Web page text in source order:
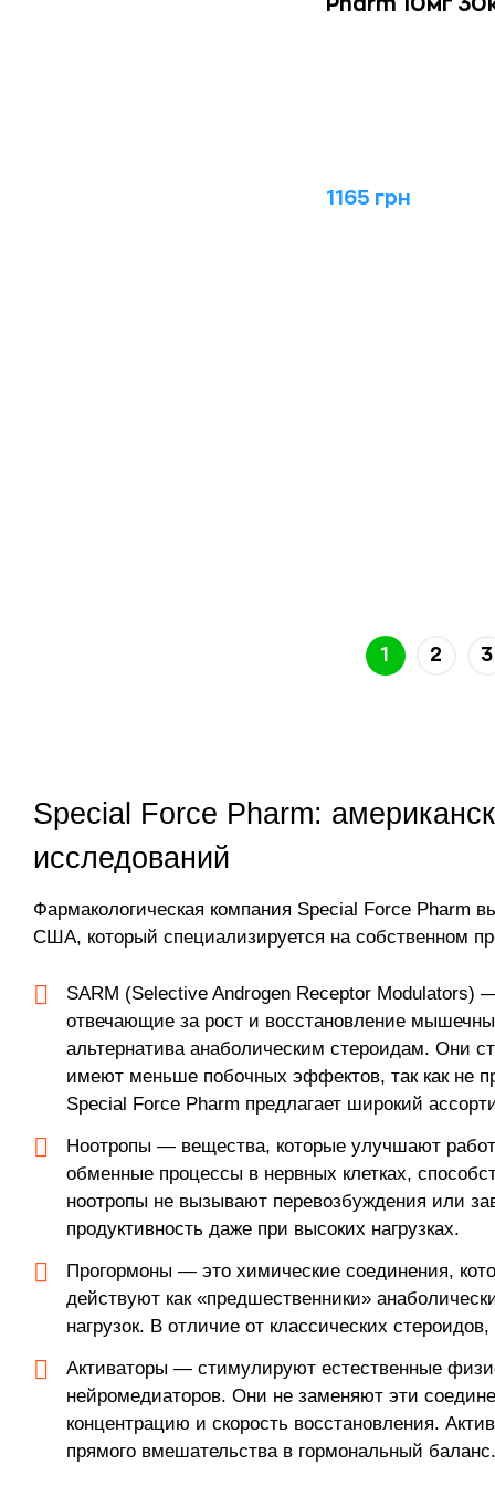
1165 грн
1 2 3
Special Force Pharm:
исследований
Фармакологическая компания Special Force Pharm
США, который специализируется на собственном
SARM (Selective Androgen Receptor Modulators)
отвечающие за рост и восстановление
альтернатива анаболическим стероидам. Они
имеют меньше побочных эффектов, так как не
Special Force Pharm предлагает широкий
Ноотропы — вещества, которые улучшают
обменные процессы в нервных клетках,
ноотропы не вызывают перевозбуждения или
продуктивность даже при высоких нагрузках.
Прогормоны — это химические соединения,
действуют как «предшественники»
нагрузок. В отличие от классических
Активаторы — стимулируют естественные
нейромедиаторов. Они не заменяют эти
концентрацию и скорость восстановления.
прямого вмешательства в гормональный баланс.